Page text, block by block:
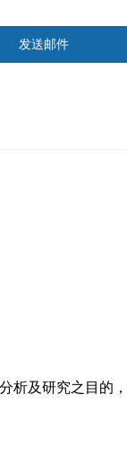
发送邮件
析及研究之目的